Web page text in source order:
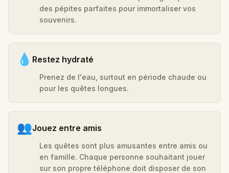
des pépites parfaites pour immortaliser vos
souvenirs.
💧 Restez hydraté
Prenez de l'eau, surtout en période chaude ou
pour les quêtes longues.
👥Jouez entre amis
Les quêtes sont plus amusantes entre amis ou
en famille. Chaque personne souhaitant jouer
sur son propre téléphone doit disposer de son